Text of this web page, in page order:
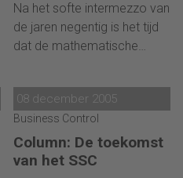
gesteld veranderen. Dit
betekent dat de universitaire
controlleropleidingen zich
welke kant gaat het op met
de controllerfunctie? En wat
opleidingen?
Na het softe intermezzo van
de jaren negentig is het tijd
dat de mathematische
weer de boventoon gaat
voeren. Dit kan belangrijk
bijdragen aan het
doelmatiger inrichten van
08 december 2005
Business Control
Column: De toekomst
van het SSC